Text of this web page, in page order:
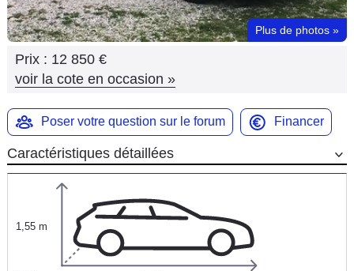
Forum
Moto
Marques
Plus de photos »
Prix : 12 850 €
voir la cote en occasion »
Poser votre question sur le forum Financer
Caractéristiques détaillées
1,55 m